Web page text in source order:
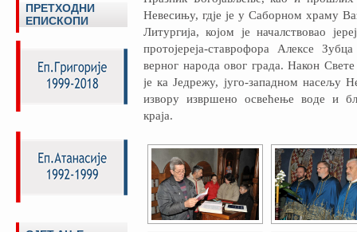
Невесињу, гдје је у Саборном храму
Литургија, којом је началствовао
протојереја-ставрофора Алексе
верног народа овог града. Након Свете
је ка Једрежу, југо-западном насељу
извору извршено освећење воде и
краја.
ПРЕТХОДНИ
ЕПИСКОПИ